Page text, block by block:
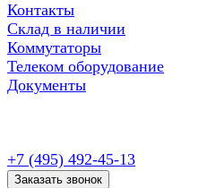
Контакты
Склад в наличии
Коммутаторы
Телеком оборудование
Документы
+7 (495) 492-45-13
Заказать звонок